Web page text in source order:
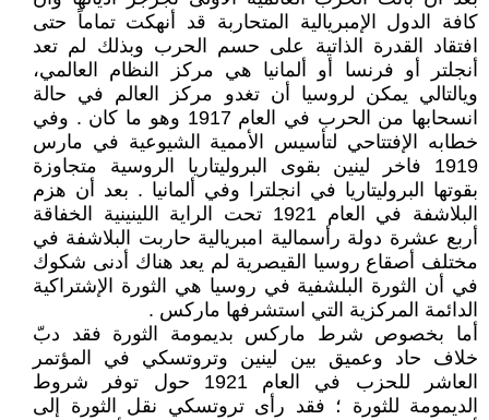
كافة الدول الإمبريالية المتحاربة قد أنهكت تماماً حتى
افتقاد القدرة الذاتية على حسم الحرب وبذلك لم تعد
أنجلتر أو فرنسا أو ألمانيا هي مركز النظام العالمي،
ويالتالي يمكن لروسيا أن تغدو مركز العالم في حالة
انسحابها من الحرب في العام 1917 وهو ما كان . وفي
خطابه الإفتتاحي لتأسيس الأممية الشيوعية في مارس
1919 فاخر لينين بقوى البروليتاريا الروسية متجاوزة
بقوتها البروليتاريا في انجلترا وفي ألمانيا . بعد أن هزم
البلاشفة في العام 1921 تحت الراية اللينينية الخفاقة
أربع عشرة دولة رأسمالية امبريالية حاربت البلاشفة في
مختلف أصقاع روسيا القيصرية لم يعد هناك أدنى شكوك
في أن الثورة البلشفية في روسيا هي الثورة الإشتراكية
الدائمة المركزية التي استشرفها ماركس .
أما بخصوص شرط ماركس بديمومة الثورة فقد دبّ
خلاف حاد وعميق بين لينين وتروتسكي في المؤتمر
العاشر للحزب في العام 1921 حول توفر شروط
الديمومة للثورة ؛ فقد رأى تروتسكي نقل الثورة إلى